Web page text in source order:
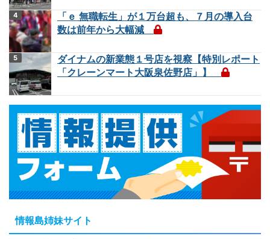
「ｅ 無職転生」が１万台超も、７月の導入台
数は前年から大幅減
ダイナムの新業態１号店を視察【特別レポート
「クレーンマート大阪泉佐野店」】
情報島姉妹サイト